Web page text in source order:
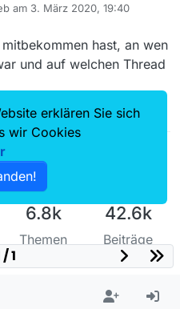
:
dem Beschreibungsfenster
per copy and paste […]
[…].
diese Funktion in den
Versionen wieder zur
zu stellen?
sagte inKann Text im
nicht mehr
ab CRLF und
[…]
am 3. März 2020, 19:40
editiert von
hast, an wen
und auf welchen Thread
zu weit führen.
6.8k
Themen
42.6k
Beiträge
/ 1
erklären Sie sich
wir Cookies